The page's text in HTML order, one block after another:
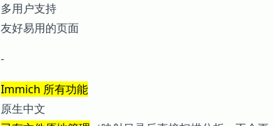
多用户支持
友好易用的页面
-
Immich 所有功能
原生中文